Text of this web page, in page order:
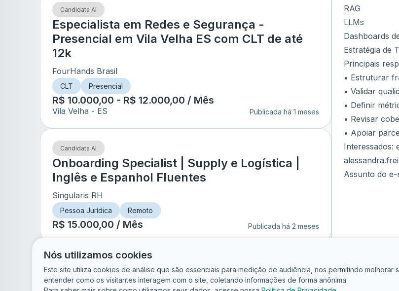
RAG
LLMs
Dashboards
Estratégia de
Principais
• Estruturar
• Validar
• Definir
• Revisar
• Apoiar
Interessados:
Assunto do e-
Candidata AI
Especialista em Redes e Segurança -
Presencial em Vila Velha ES com CLT de até
12k
FourHands Brasil
CLT Presencial
R$ 10.000,00 - R$ 12.000,00 / Mês
Vila Velha - ES Publicada há 1 meses
Candidata AI
Onboarding Specialist | Supply e Logística |
Inglês e Espanhol Fluentes
Singularis RH
Pessoa Jurídica Remoto
R$ 15.000,00 / Mês Publicada há 2 meses
Nós utilizamos cookies
Este site utiliza cookies de análise que são essenciais para medição de audiência, nos permitindo melhorar
entender como os visitantes interagem com o site, coletando informações de forma anônima.